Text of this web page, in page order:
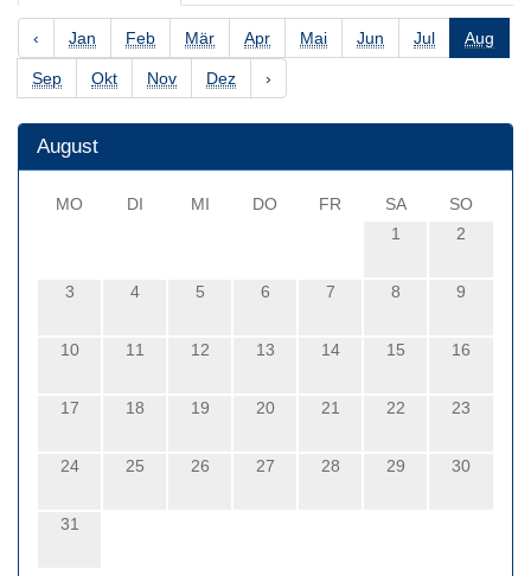
‹ Jan Feb Mär Apr Mai Jun Jul Aug
Sep Okt Nov Dez ›
August
MO DI MI DO FR SA
SO
1
2
3 4 5 6 7 8 9
10 11 12 13 14 15 16
17 18 19 20 21 22 23
24 25 26 27 28 29 30
31